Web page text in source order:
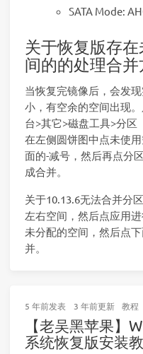
SATA Mode:
关于恢复版存
间的的处理合
当恢复完镜像后，会发
小，有空余的空间出现
台>其它>磁盘工具>分区
在左侧圆饼图中点未使
面的-减号，然后再点分
成合并。
关于10.13.6无法合并分
左右空间，然后点应用
未分配的空间，然后点
并。
5 年前发表 3 年前更新 教程
【老吴黑苹果】
系统恢复版安装